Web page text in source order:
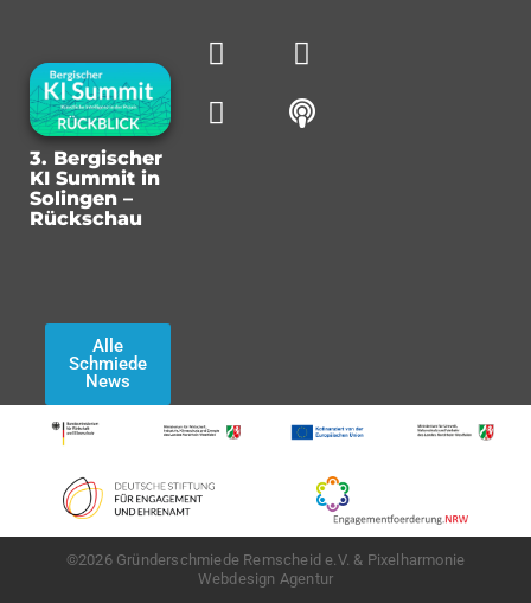
3. Bergischer
KI Summit in
Solingen –
Rückschau
Alle
Schmiede
News
©2026 Gründerschmiede Remscheid e.V. & Pixelharmonie
Webdesign Agentur